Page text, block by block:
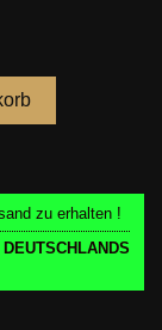
zu erhalten !